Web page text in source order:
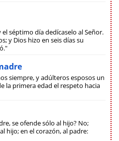
séptimo día dedícaselo al Señor.
y Dios hizo en seis días su
siempre, y adúlteros esposos un
la primera edad el respeto hacia
se ofende sólo al hijo? No;
hijo; en el corazón, al padre: